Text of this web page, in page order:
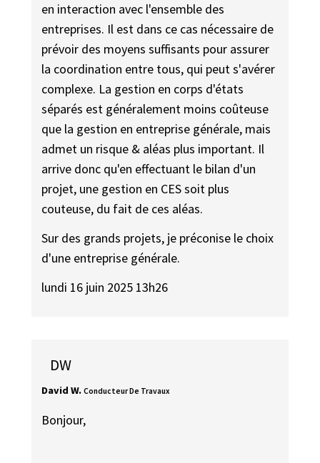
en interaction avec l'ensemble des
entreprises. Il est dans ce cas nécessaire de
prévoir des moyens suffisants pour assurer
la coordination entre tous, qui peut s'avérer
complexe. La gestion en corps d'états
séparés est généralement moins coûteuse
que la gestion en entreprise générale, mais
admet un risque & aléas plus important. Il
arrive donc qu'en effectuant le bilan d'un
projet, une gestion en CES soit plus
couteuse, du fait de ces aléas.
Sur des grands projets, je préconise le choix
d'une entreprise générale.
lundi 16 juin 2025 13h26
DW
David W. Conducteur De Travaux
Bonjour,